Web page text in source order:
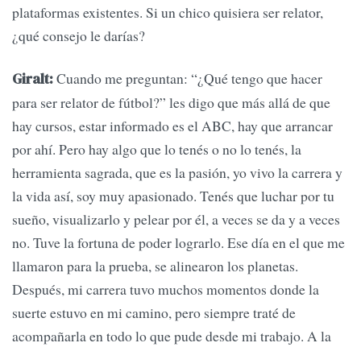
plataformas existentes. Si un chico quisiera ser relator,
¿qué consejo le darías?
Giralt:Cuando me preguntan: “¿Qué tengo que hacer
para ser relator de fútbol?” les digo que más allá de que
hay cursos, estar informado es el ABC, hay que arrancar
por ahí. Pero hay algo que lo tenés o no lo tenés, la
herramienta sagrada, que es la pasión, yo vivo la carrera y
la vida así, soy muy apasionado. Tenés que luchar por tu
sueño, visualizarlo y pelear por él, a veces se da y a veces
no. Tuve la fortuna de poder lograrlo. Ese día en el que me
llamaron para la prueba, se alinearon los planetas.
Después, mi carrera tuvo muchos momentos donde la
suerte estuvo en mi camino, pero siempre traté de
acompañarla en todo lo que pude desde mi trabajo. A la